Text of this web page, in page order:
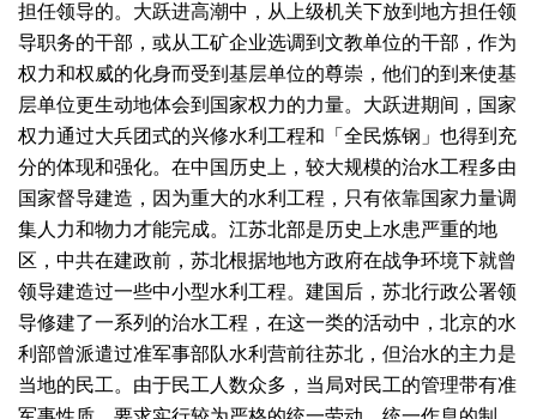
担任领导的。大跃进高潮中，从上级机关下放到地方担任领
导职务的干部，或从工矿企业选调到文教单位的干部，作为
权力和权威的化身而受到基层单位的尊崇，他们的到来使基
层单位更生动地体会到国家权力的力量。大跃进期间，国家
权力通过大兵团式的兴修水利工程和「全民炼钢」也得到充
分的体现和强化。在中国历史上，较大规模的治水工程多由
国家督导建造，因为重大的水利工程，只有依靠国家力量调
集人力和物力才能完成。江苏北部是历史上水患严重的地
区，中共在建政前，苏北根据地地方政府在战争环境下就曾
领导建造过一些中小型水利工程。建国后，苏北行政公署领
导修建了一系列的治水工程，在这一类的活动中，北京的水
利部曾派遣过准军事部队水利营前往苏北，但治水的主力是
当地的民工。由于民工人数众多，当局对民工的管理带有准